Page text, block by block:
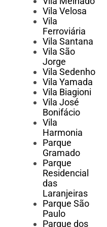
Vila Velosa
Vila
Ferroviária
Vila Santana
Vila São
Jorge
Vila Sedenho
Vila Yamada
Vila Biagioni
Vila José
Bonifácio
Vila
Harmonia
Parque
Gramado
Parque
Residencial
das
Laranjeiras
Parque São
Paulo
Parque dos